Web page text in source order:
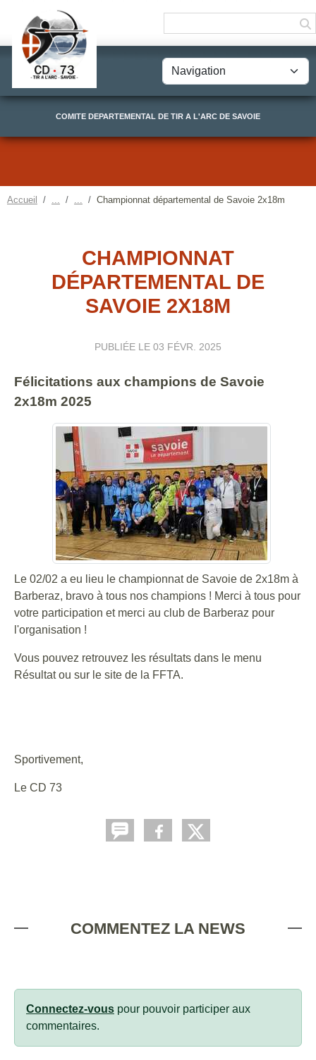
COMITE DEPARTEMENTAL DE TIR A L'ARC DE SAVOIE
Accueil Championnat départemental de Savoie 2x18m
CHAMPIONNAT
DÉPARTEMENTAL DE
SAVOIE 2X18M
PUBLIÉE LE 03 FÉVR. 2025
Félicitations aux champions de Savoie
2x18m 2025
Le 02/02 a eu lieu le championnat de Savoie de 2x18m à
Barberaz, bravo à tous nos champions ! Merci à tous pour
votre participation et merci au club de Barberaz pour
l'organisation !
Vous pouvez retrouvez les résultats dans le menu
Résultat ou sur le site de la FFTA.
Sportivement,
Le CD 73
COMMENTEZ LA NEWS
Connectez-vous pour pouvoir participer aux
commentaires.
Panneau de gestion des cookies